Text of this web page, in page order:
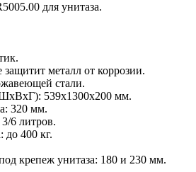
для унитаза.
металл от коррозии.
стали.
539х1300х200 мм.
320 мм.
6 литров.
до 400 кг.
крепеж унитаза: 180 и 230 мм.